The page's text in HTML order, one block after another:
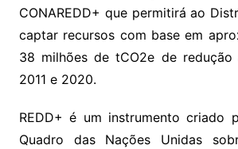
CONAREDD+ que permitirá ao
captar recursos com base em
38 milhões de tCO2e de redução
2011 e 2020.
REDD+ é um instrumento criado
Quadro das Nações Unidas